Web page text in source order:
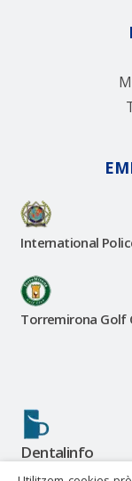
International
Torremirona Golf
Dentalinfo